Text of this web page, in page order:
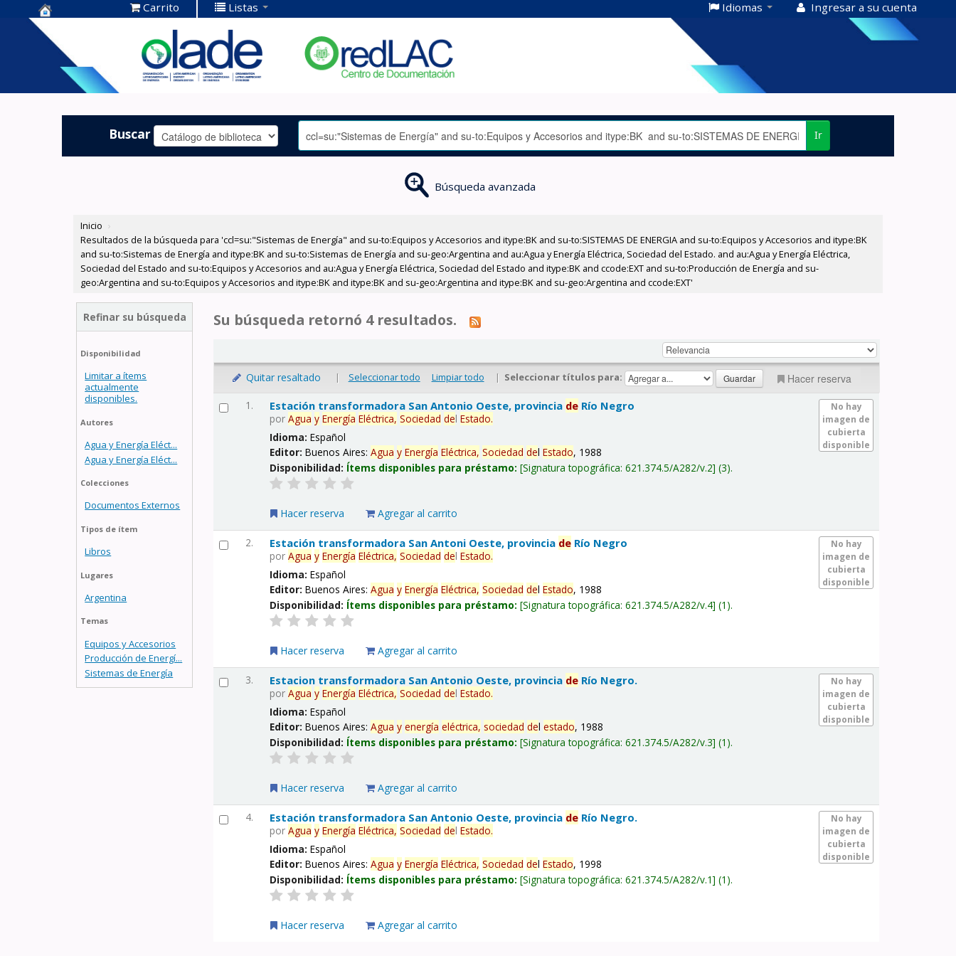
Centro de
Documentación
OLADE -
Carrito Listas Idiomas Ingresar a su cuenta
Buscar Ir
Búsqueda avanzada
Inicio ›
Resultados de la búsqueda para 'ccl=su:"Sistemas de Energía" and su-to:Equipos y Accesorios and itype:BK and su-to:SISTEMAS DE ENERGIA and su-to:Equipos y Accesorios and itype:BK
and su-to:Sistemas de Energía and itype:BK and su-to:Sistemas de Energía and su-geo:Argentina and au:Agua y Energía Eléctrica, Sociedad del Estado. and au:Agua y Energía Eléctrica,
Sociedad del Estado and su-to:Equipos y Accesorios and au:Agua y Energía Eléctrica, Sociedad del Estado and itype:BK and ccode:EXT and su-to:Producción de Energía and su-
geo:Argentina and su-to:Equipos y Accesorios and itype:BK and itype:BK and su-geo:Argentina and itype:BK and su-geo:Argentina and ccode:EXT'
Refinar su búsqueda
Disponibilidad
Limitar a ítems
actualmente
disponibles.
Autores
Agua y Energía Eléct...
Agua y Energía Eléct...
Colecciones
Documentos Externos
Tipos de ítem
Libros
Lugares
Argentina
Temas
Equipos y Accesorios
Producción de Energí...
Sistemas de Energía
Su búsqueda retornó 4 resultados.
Quitar resaltado | Seleccionar todo Limpiar todo | Seleccionar títulos para: Hacer reserva
1.
No hay
imagen de
cubierta
disponible
Estación transformadora San Antonio Oeste, provincia de Río Negro
porAgua y Energía Eléctrica, Sociedad delEstado.
Idioma:Español
Editor:Buenos Aires:Agua y Energía Eléctrica, Sociedad delEstado, 1988
Disponibilidad: Ítems disponibles para préstamo: Signatura topográfica:621.374.5/A282/v.2 (3).
Hacer reserva Agregar al carrito
2.
No hay
imagen de
cubierta
disponible
Estación transformadora San Antoni Oeste, provincia de Río Negro
porAgua y Energía Eléctrica, Sociedad delEstado.
Idioma:Español
Editor:Buenos Aires:Agua y Energía Eléctrica, Sociedad delEstado, 1988
Disponibilidad: Ítems disponibles para préstamo: Signatura topográfica:621.374.5/A282/v.4 (1).
Hacer reserva Agregar al carrito
3.
No hay
imagen de
cubierta
disponible
Estacion transformadora San Antonio Oeste, provincia de Río Negro.
porAgua y Energía Eléctrica, Sociedad delEstado.
Idioma:Español
Editor:Buenos Aires:Agua y energía eléctrica, sociedad delestado, 1988
Disponibilidad: Ítems disponibles para préstamo: Signatura topográfica:621.374.5/A282/v.3 (1).
Hacer reserva Agregar al carrito
4.
No hay
imagen de
cubierta
disponible
Estación transformadora San Antonio Oeste, provincia de Río Negro.
porAgua y Energía Eléctrica, Sociedad delEstado.
Idioma:Español
Editor:Buenos Aires:Agua y Energía Eléctrica, Sociedad delEstado, 1998
Disponibilidad: Ítems disponibles para préstamo: Signatura topográfica:621.374.5/A282/v.1 (1).
Hacer reserva Agregar al carrito